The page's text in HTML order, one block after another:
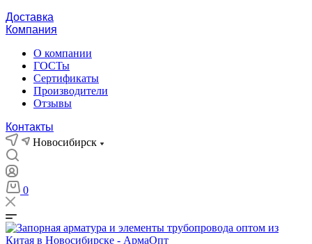
Доставка
Компания
О компании
ГОСТы
Сертификаты
Производители
Отзывы
Контакты
Новосибирск
0